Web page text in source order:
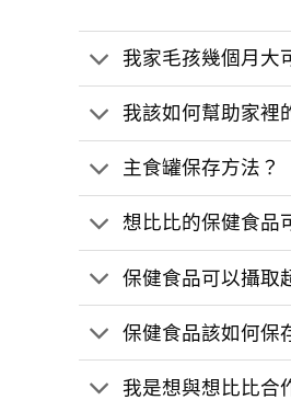
我家毛孩幾個月大
我該如何幫助家裡
主食罐保存方法？
想比比的保健食品
保健食品可以攝取
保健食品該如何保
我是想與想比比合